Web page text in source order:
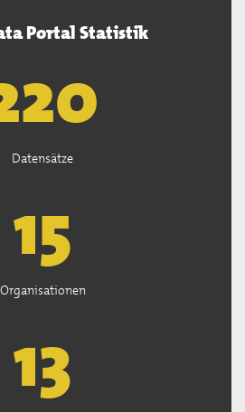
Portal Statistik
Datensätze
15
Organisationen
13